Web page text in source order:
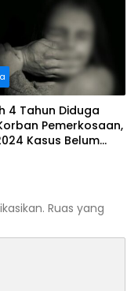
4 Tahun Diduga
Pemerkosaan,
Kasus Belum
Ruas yang